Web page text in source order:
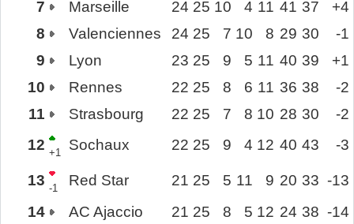
7
Marseille 24 25 10 4 11 41 37
+4
8
Valenciennes 24 25 7 10 8 29 30
-1
9
Lyon 23 25 9 5 11 40 39
+1
10
Rennes 22 25 8 6 11 36 38
-2
11
Strasbourg 22 25 7 8 10 28 30
-2
12 +1 Sochaux 22 25 9 4 12 40 43 -3
13 -1 Red Star 21 25 5 11 9 20 33 -13
14
AC Ajaccio 21 25 8 5 12 24 38 -14